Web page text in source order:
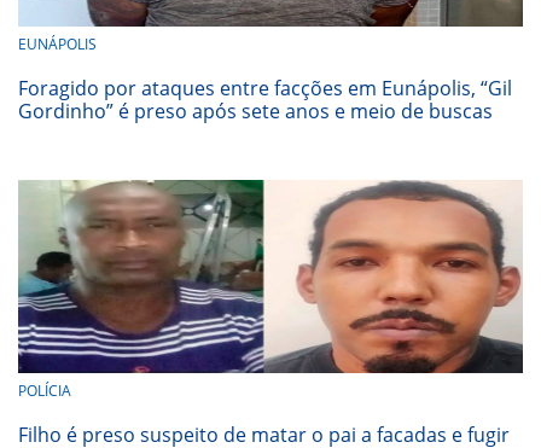
EUNÁPOLIS
Foragido por ataques entre facções em Eunápolis, “Gil
Gordinho” é preso após sete anos e meio de buscas
POLÍCIA
Filho é preso suspeito de matar o pai a facadas e fugir